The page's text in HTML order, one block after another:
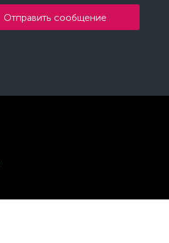
Отправить сообщение